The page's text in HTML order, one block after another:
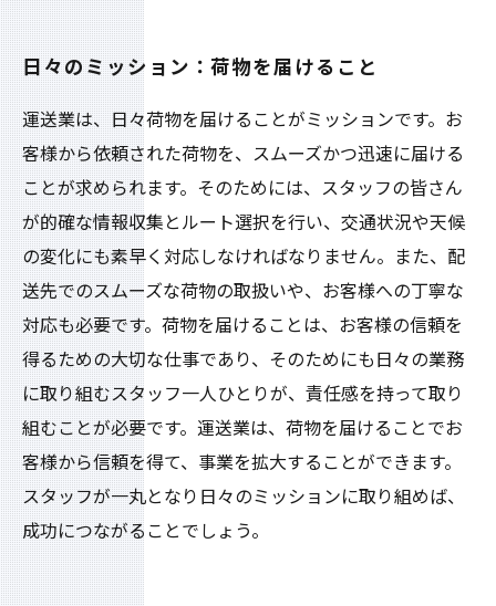
日々のミッション：荷物を届けること
運送業は、日々荷物を届けることがミッションです。お
客様から依頼された荷物を、スムーズかつ迅速に届ける
ことが求められます。そのためには、スタッフの皆さん
が的確な情報収集とルート選択を行い、交通状況や天候
の変化にも素早く対応しなければなりません。また、配
送先でのスムーズな荷物の取扱いや、お客様への丁寧な
対応も必要です。荷物を届けることは、お客様の信頼を
得るための大切な仕事であり、そのためにも日々の業務
に取り組むスタッフ一人ひとりが、責任感を持って取り
組むことが必要です。運送業は、荷物を届けることでお
客様から信頼を得て、事業を拡大することができます。
スタッフが一丸となり日々のミッションに取り組めば、
成功につながることでしょう。